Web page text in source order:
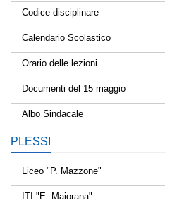
Codice disciplinare
Calendario Scolastico
Orario delle lezioni
Documenti del 15 maggio
Albo Sindacale
PLESSI
Liceo "P. Mazzone"
ITI "E. Maiorana"